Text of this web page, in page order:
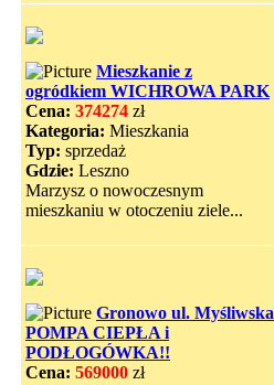
Mieszkanie z
ogródkiem WICHROWA PARK
Cena: 374274 zł
Kategoria: Mieszkania
Typ: sprzedaż
Gdzie: Leszno
Marzysz o nowoczesnym
mieszkaniu w otoczeniu ziele...
Gronowo ul. Myśliwska
POMPA CIEPŁA i
PODŁOGÓWKA!!
Cena: 569000 zł